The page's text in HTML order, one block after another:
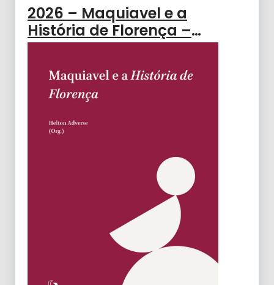
2026 – Maquiavel e a
História de Florença –
ADVERSE, Helton